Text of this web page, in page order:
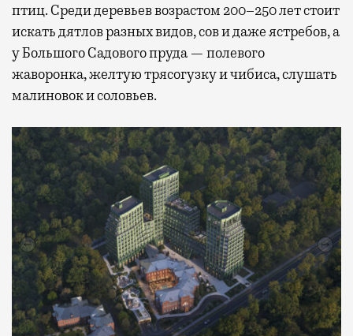
птиц. Среди деревьев возрастом 200–250 лет стоит
искать дятлов разных видов, сов и даже ястребов, а
у Большого Садового пруда — полевого
жаворонка, желтую трясогузку и чибиса, слушать
малиновок и соловьев.